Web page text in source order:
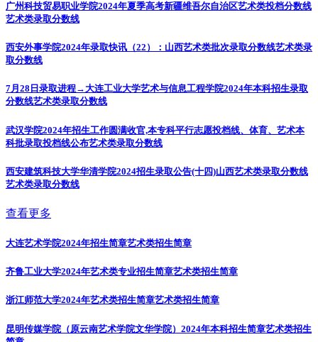
广州科技贸易职业学院2024年夏季高考新疆维吾尔自治区艺术类投档分数线
艺术类录取分数线
西安外事学院2024年录取快讯（22）：山西艺术类批次录取分数线艺术类录
取分数线
7月28日录取进程→大连工业大学艺术与信息工程学院2024年本科招生录取
分数线艺术类录取分数线
武汉学院2024年招生工作圆满收官,本专科平行志愿投档线、体育、艺术本
科批录取投档线公布艺术类录取分数线
西安建筑科技大学华清学院2024招生录取公告(十四)山西艺术类录取分数线
艺术类录取分数线
查看更多
大连艺术学院2024年招生简章艺术类招生简章
齐鲁工业大学2024年艺术类专业招生简章艺术类招生简章
浙江师范大学2024年艺术类招生简章艺术类招生简章
昆明传媒学院（原云南艺术学院文华学院）2024年本科招生简章艺术类招生